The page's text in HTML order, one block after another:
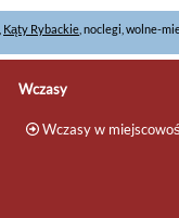
Kąty Rybackie , noclegi, wolne-
Wczasy
Wczasy w